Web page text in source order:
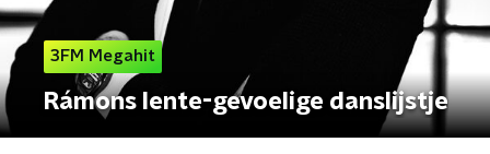
3FM Megahit
Rámons lente-gevoelige danslijstje